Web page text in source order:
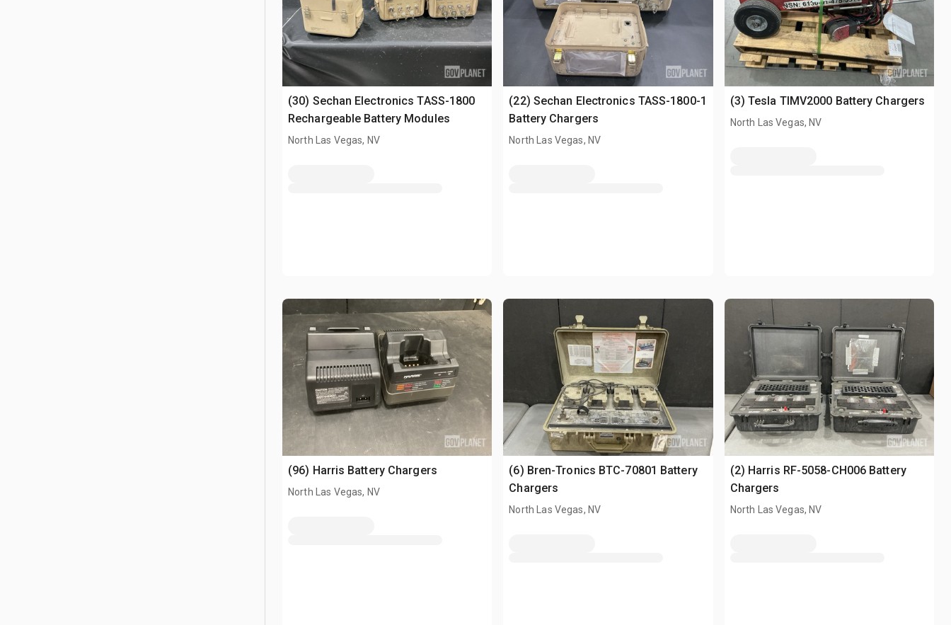
(30) Sechan Electronics TASS-1800
Rechargeable Battery Modules
North Las Vegas, NV
(22) Sechan Electronics TASS-1800-1
Battery Chargers
North Las Vegas, NV
(3) Tesla TIMV2000 Battery Chargers
North Las Vegas, NV
(96) Harris Battery Chargers
North Las Vegas, NV
(6) Bren-Tronics BTC-70801 Battery
Chargers
North Las Vegas, NV
(2) Harris RF-5058-CH006 Battery
Chargers
North Las Vegas, NV